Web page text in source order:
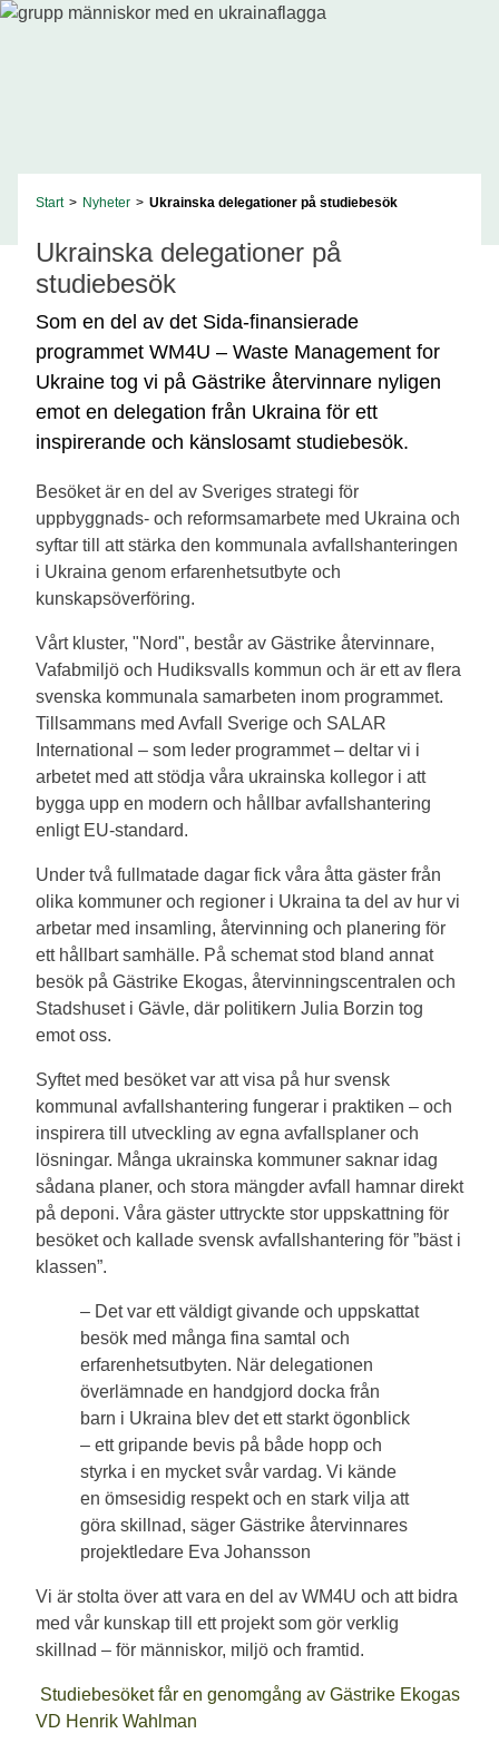
Start > Nyheter > Ukrainska delegationer på studiebesök
Ukrainska delegationer på
studiebesök
Som en del av det Sida-finansierade
programmet WM4U – Waste Management for
Ukraine tog vi på Gästrike återvinnare nyligen
emot en delegation från Ukraina för ett
inspirerande och känslosamt studiebesök.
Besöket är en del av Sveriges strategi för
uppbyggnads- och reformsamarbete med Ukraina och
syftar till att stärka den kommunala avfallshanteringen
i Ukraina genom erfarenhetsutbyte och
kunskapsöverföring.
Vårt kluster, "Nord", består av Gästrike återvinnare,
Vafabmiljö och Hudiksvalls kommun och är ett av flera
svenska kommunala samarbeten inom programmet.
Tillsammans med Avfall Sverige och SALAR
International – som leder programmet – deltar vi i
arbetet med att stödja våra ukrainska kollegor i att
bygga upp en modern och hållbar avfallshantering
enligt EU-standard.
Under två fullmatade dagar fick våra åtta gäster från
olika kommuner och regioner i Ukraina ta del av hur vi
arbetar med insamling, återvinning och planering för
ett hållbart samhälle. På schemat stod bland annat
besök på Gästrike Ekogas, återvinningscentralen och
Stadshuset i Gävle, där politikern Julia Borzin tog
emot oss.
Syftet med besöket var att visa på hur svensk
kommunal avfallshantering fungerar i praktiken – och
inspirera till utveckling av egna avfallsplaner och
lösningar. Många ukrainska kommuner saknar idag
sådana planer, och stora mängder avfall hamnar direkt
på deponi. Våra gäster uttryckte stor uppskattning för
besöket och kallade svensk avfallshantering för ”bäst i
klassen”.
– Det var ett väldigt givande och uppskattat
besök med många fina samtal och
erfarenhetsutbyten. När delegationen
överlämnade en handgjord docka från
barn i Ukraina blev det ett starkt ögonblick
– ett gripande bevis på både hopp och
styrka i en mycket svår vardag. Vi kände
en ömsesidig respekt och en stark vilja att
göra skillnad, säger Gästrike återvinnares
projektledare Eva Johansson
Vi är stolta över att vara en del av WM4U och att bidra
med vår kunskap till ett projekt som gör verklig
skillnad – för människor, miljö och framtid.
Studiebesöket får en genomgång av Gästrike Ekogas
VD Henrik Wahlman